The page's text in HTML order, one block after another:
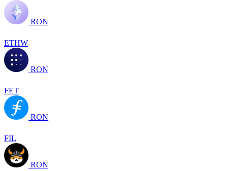
RON
ETHW
RON
FET
RON
FIL
RON